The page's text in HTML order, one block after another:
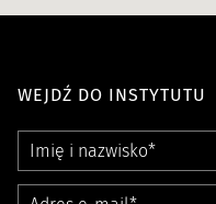
WEJDŹ DO INSTYTUTU